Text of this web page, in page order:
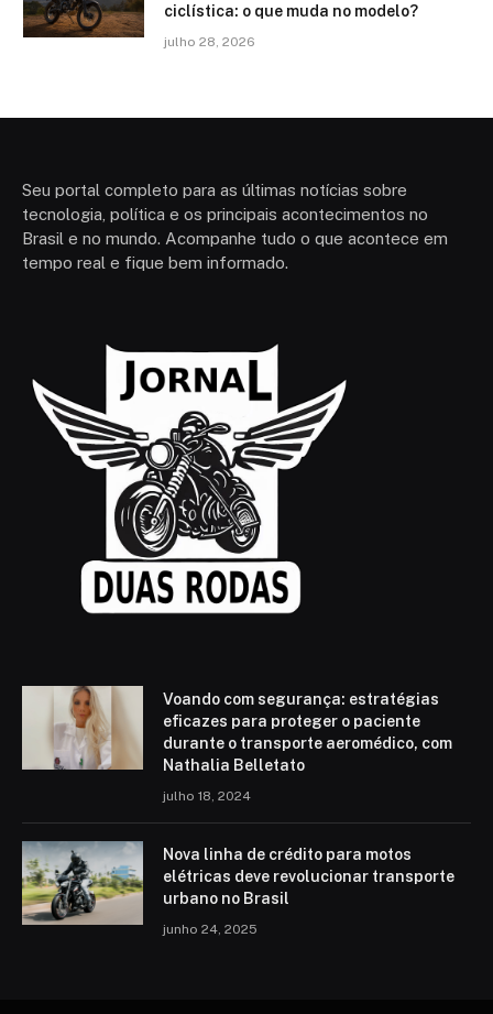
ciclística: o que muda no modelo?
julho 28, 2026
Seu portal completo para as últimas notícias sobre
tecnologia, política e os principais acontecimentos no
Brasil e no mundo. Acompanhe tudo o que acontece em
tempo real e fique bem informado.
Voando com segurança: estratégias
eficazes para proteger o paciente
durante o transporte aeromédico, com
Nathalia Belletato
julho 18, 2024
Nova linha de crédito para motos
elétricas deve revolucionar transporte
urbano no Brasil
junho 24, 2025